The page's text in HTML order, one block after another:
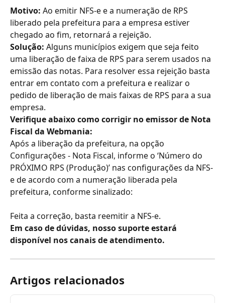
Motivo: Ao emitir NFS-e e a numeração de RPS
liberado pela prefeitura para a empresa estiver
chegado ao fim, retornará a rejeição.
Solução: Alguns municípios exigem que seja feito
uma liberação de faixa de RPS para serem usados na
emissão das notas. Para resolver essa rejeição basta
entrar em contato com a prefeitura e realizar o
pedido de liberação de mais faixas de RPS para a sua
empresa.
Verifique abaixo como corrigir no emissor de Nota
Fiscal da Webmania:
Após a liberação da prefeitura, na opção
Configurações - Nota Fiscal, informe o ‘Número do
PRÓXIMO RPS (Produção)’ nas configurações da NFS-
e de acordo com a numeração liberada pela
prefeitura, conforme sinalizado:
Feita a correção, basta reemitir a NFS-e.
Em caso de dúvidas, nosso suporte estará
disponível nos canais de atendimento.
Artigos relacionados